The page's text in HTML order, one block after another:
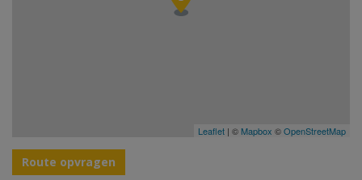
Leaflet | © Mapbox ©OpenStreetMap
Route opvragen